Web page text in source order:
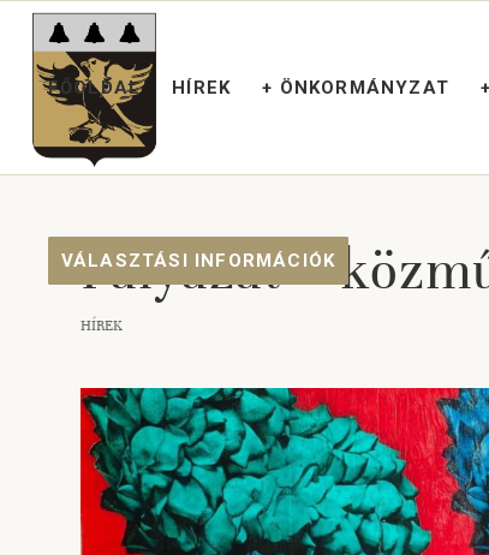
FŐOLDAL HÍREK + ÖNKORMÁNYZAT
VÁLASZTÁSI INFORMÁCIÓK
Pályázat –
HÍREK